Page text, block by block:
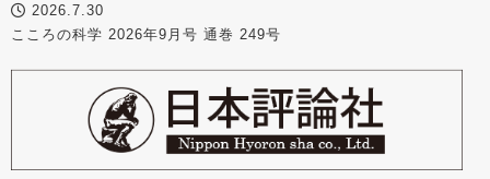
2026.7.30
こころの科学 2026年9月号 通巻 249号